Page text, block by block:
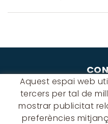
Albert
08940
Aquest espai web
tercers per tal de
mostrar publicitat
preferències